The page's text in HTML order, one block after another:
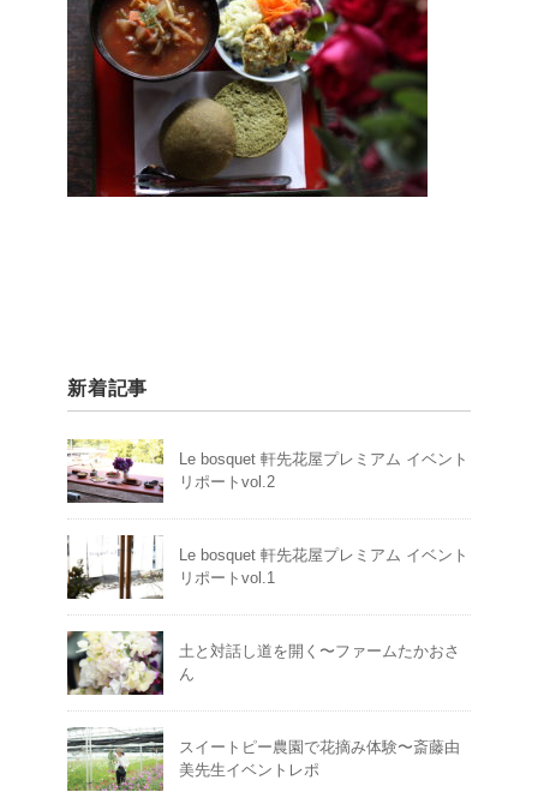
新着記事
Le bosquet 軒先花屋プレミアム イベント
リポートvol.2
Le bosquet 軒先花屋プレミアム イベント
リポートvol.1
土と対話し道を開く〜ファームたかおさ
ん
スイートピー農園で花摘み体験〜斎藤由
美先生イベントレポ